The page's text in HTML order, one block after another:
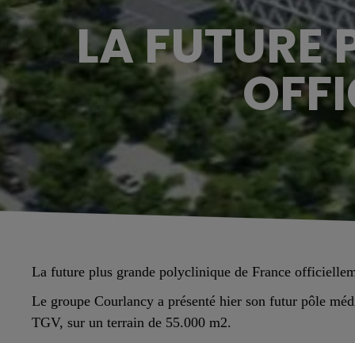
LA FUTURE
La future plus grande polyclinique de France
Le groupe Courlancy a présenté hier son futur pôle
TGV, sur un terrain de 55.000 m2.